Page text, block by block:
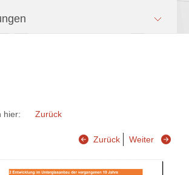
hier: Zurück
Zurück Weiter